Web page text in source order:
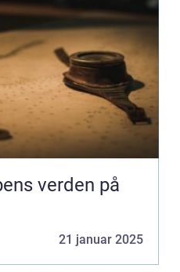
verden på
21 januar 2025